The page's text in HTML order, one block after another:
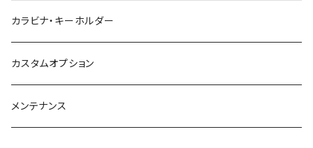
カラビナ・キーホルダー
カスタムオプション
メンテナンス